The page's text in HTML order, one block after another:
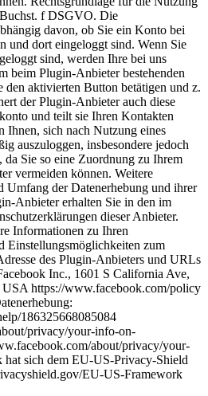
f DSGVO. Die
davon, ob Sie ein Konto bei
und dort eingeloggt sind. Wenn Sie
sind, werden Ihre bei uns
beim Plugin-Anbieter bestehenden
den aktivierten Button betätigen und z.
der Plugin-Anbieter auch diese
und teilt sie Ihren Kontakten
sich nach Nutzung eines
auszuloggen, insbesondere jedoch
Sie so eine Zuordnung zu Ihrem
vermeiden können. Weitere
der Datenerhebung und ihrer
Anbieter erhalten Sie in den im
dieser Anbieter.
Informationen zu Ihren
Einstellungsmöglichkeiten zum
des Plugin-Anbieters und URLs
Inc., 1601 S California Ave,
https://www.facebook.com/policy
186325668085084
privacy/your-info-on-
about/privacy/your-
sich dem EU-US-Privacy-Shield
EU-US-Framework